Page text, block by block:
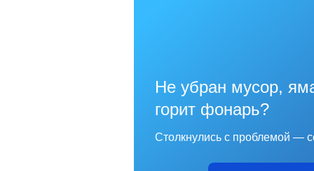
Не убран мусор,
горит фонарь?
Столкнулись с проблемой —